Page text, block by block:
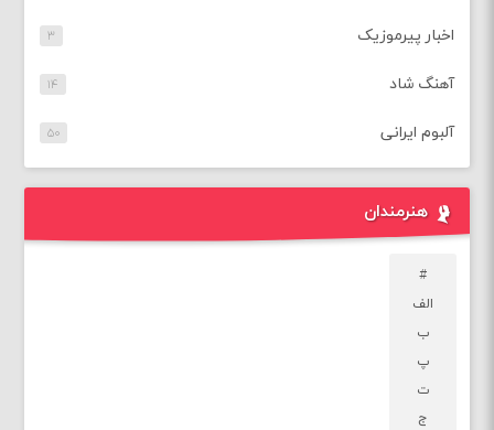
اخبار پیرموزیک ۳
آهنگ شاد ۱۴
آلبوم ایرانی ۵۰
هنرمندان
#
الف
ب
پ
ت
ج